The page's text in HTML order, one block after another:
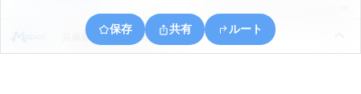
保存 共有 ルート
兵庫県豊岡市竹野町宇日